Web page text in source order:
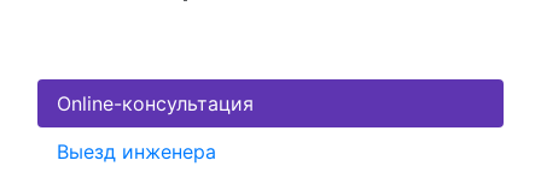
Online-консультация
Выезд инженера